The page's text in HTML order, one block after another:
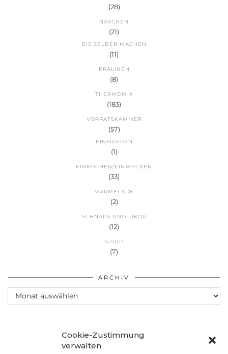
Cookie-Zustimmung
verwalten
(28)
NASCHEN
(21)
EIS SELBER MACHEN
(11)
PRALINEN
(8)
THERMOMIX
(183)
VORRATSKAMMER
(57)
EINFRIEREN
(1)
EINKOCHEN/EINWECKEN
(33)
MARMELADE
(2)
SCHNAPS UND LIKÖR
(12)
SIRUP
(7)
ARCHIV
Archiv